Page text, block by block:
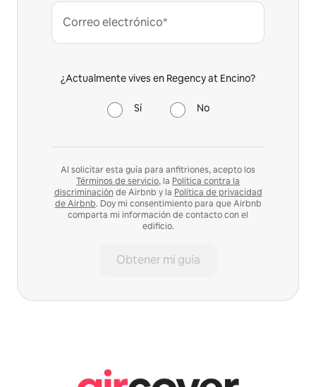
Correo electrónico*
¿Actualmente vives en Regency at Encino?
Sí No
Al solicitar esta guía para anfitriones, acepto los
Términos de servicio, la Política contra la
discriminación de Airbnb y la Política de privacidad
de Airbnb. Doy mi consentimiento para que Airbnb
comparta mi información de contacto con el
edificio.
Obtener mi guía